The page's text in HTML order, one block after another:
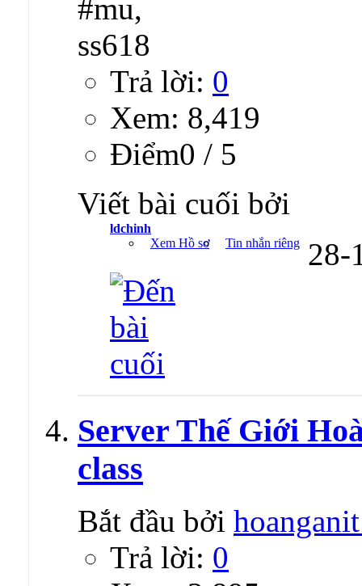
Trả lời: 0
Xem: 8,419
Ðiểm0 / 5
Viết bài cuối bởi
ldchinh
Xem Hồ sơ
Tin nhắn riêng 28-
Server Thế Giới
class
Bắt đầu bởi
Trả lời: 0